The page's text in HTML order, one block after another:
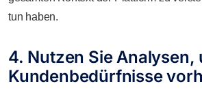
tun haben.
4. Nutzen Sie Analysen,
Kundenbedürfnisse